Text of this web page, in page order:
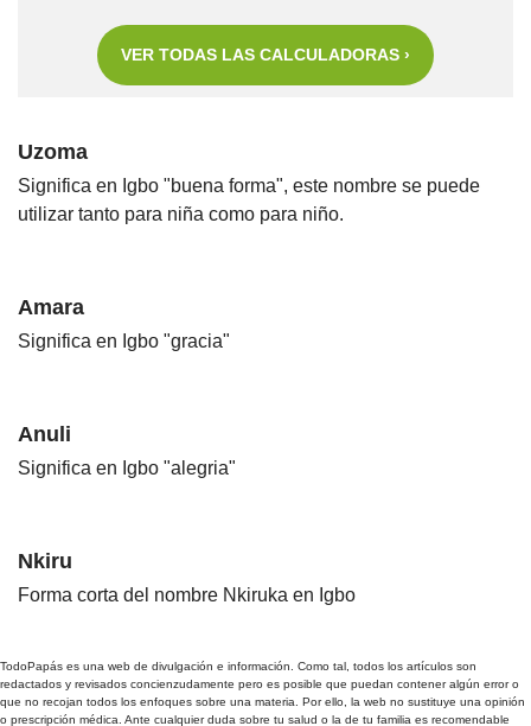
VER TODAS LAS CALCULADORAS ›
Uzoma
Significa en Igbo "buena forma", este nombre se puede
utilizar tanto para niña como para niño.
Amara
Significa en Igbo "gracia"
Anuli
Significa en Igbo "alegria"
Nkiru
Forma corta del nombre Nkiruka en Igbo
TodoPapás es una web de divulgación e información. Como tal, todos los artículos son
redactados y revisados concienzudamente pero es posible que puedan contener algún error o
que no recojan todos los enfoques sobre una materia. Por ello, la web no sustituye una opinión
o prescripción médica. Ante cualquier duda sobre tu salud o la de tu familia es recomendable